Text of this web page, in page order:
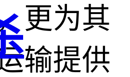
更为其
输提供